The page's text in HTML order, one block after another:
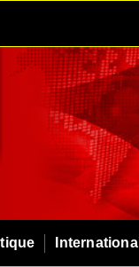
International